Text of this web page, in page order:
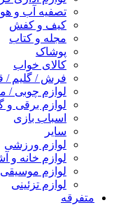
تصفیه آب و هوا
کیف و کفش
مجله و کتاب
پوشاک
کالای خواب
فرش / گلیم /
لوازم چوبی /
لوازم برقی و
اسباب بازی
سایر
لوازم ورزشی
لوازم خانه و
لوازم موسیقی
لوازم تزئینی
متفرقه